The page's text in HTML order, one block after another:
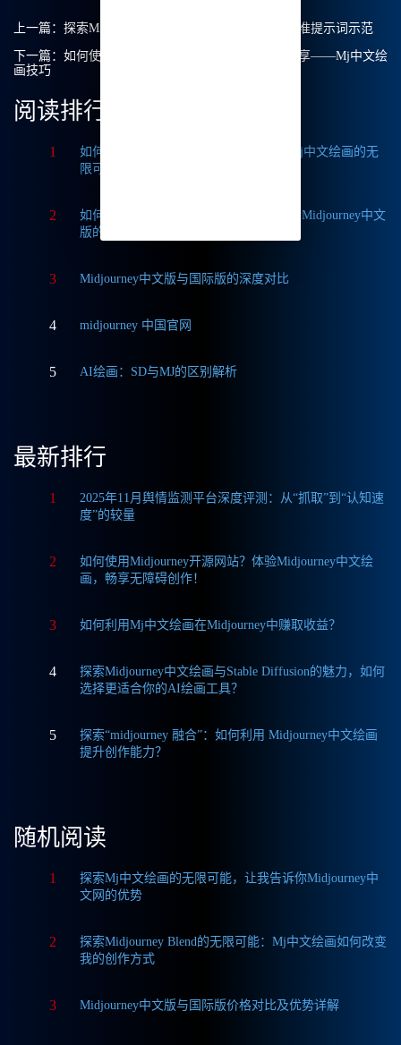
上一篇： 探索Midjourney中文绘画的无尽可能性：标准提示词示范
下一篇： 如何使用Midjourney网页版？我的体验与分享——Mj中文绘
画技巧
阅读排行
1
如何获取Midjourney破解版免费？探索Mj中文绘画的无
限可能
2
如何轻松实现Midjourney本地部署？探索Midjourney中文
版的无限可能
3 Midjourney中文版与国际版的深度对比
4 midjourney 中国官网
5 AI绘画：SD与MJ的区别解析
最新排行
1
2025年11月舆情监测平台深度评测：从“抓取”到“认知速
度”的较量
2
如何使用Midjourney开源网站？体验Midjourney中文绘
画，畅享无障碍创作！
3 如何利用Mj中文绘画在Midjourney中赚取收益？
4
探索Midjourney中文绘画与Stable Diffusion的魅力，如何
选择更适合你的AI绘画工具？
5
探索“midjourney 融合”：如何利用 Midjourney中文绘画
提升创作能力？
随机阅读
1
探索Mj中文绘画的无限可能，让我告诉你Midjourney中
文网的优势
2
探索Midjourney Blend的无限可能：Mj中文绘画如何改变
我的创作方式
3 Midjourney中文版与国际版价格对比及优势详解